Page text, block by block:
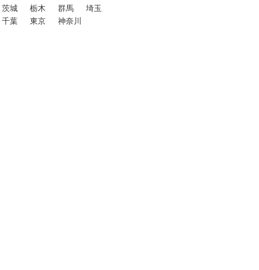
茨城 栃木 群馬
埼玉
千葉
東京 神奈川